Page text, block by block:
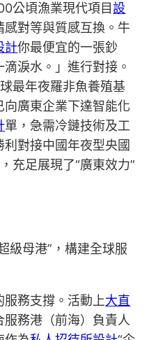
公頃漁業現代項目設
感對等與質感互換。牛
計你最便宜的一張鈔
淚水。」進行對接。
最年夜羅非魚養殖基
廣東企業下達智能化
單，急需冷鏈技術及工
對接中國年夜型央國
充足展現了“廣東效力”
級母港”，構建全球服
服務支撐。活動上大直
服務港（前海）負責人